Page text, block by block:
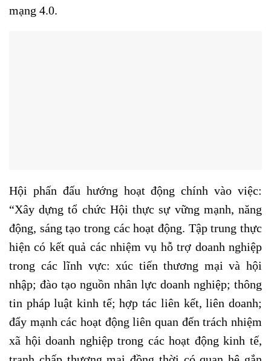
mạng 4.0.
Hội phấn đấu hướng hoạt động chính vào việc:
“Xây dựng tổ chức Hội thực sự vững mạnh, năng
động, sáng tạo trong các hoạt động. Tập trung thực
hiện có kết quả các nhiệm vụ hỗ trợ doanh nghiệp
trong các lĩnh vực: xúc tiến thương mại và hội
nhập; đào tạo nguồn nhân lực doanh nghiệp; thông
tin pháp luật kinh tế; hợp tác liên kết, liên doanh;
đẩy mạnh các hoạt động liên quan đến trách nhiệm
xã hội doanh nghiệp trong các hoạt động kinh tế,